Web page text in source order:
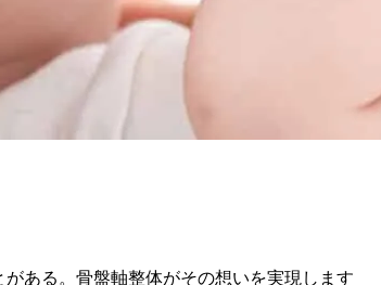
ある。骨盤軸整体がその想いを実現します